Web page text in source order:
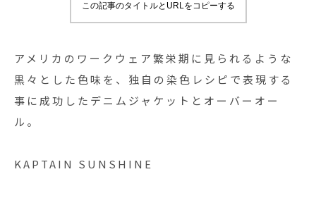
この記事のタイトルとURLをコピーする
アメリカのワークウェア繁栄期に見られるような
黒々とした色味を、独自の染色レシピで表現する
事に成功したデニムジャケットとオーバーオー
ル。
KAPTAIN SUNSHINE